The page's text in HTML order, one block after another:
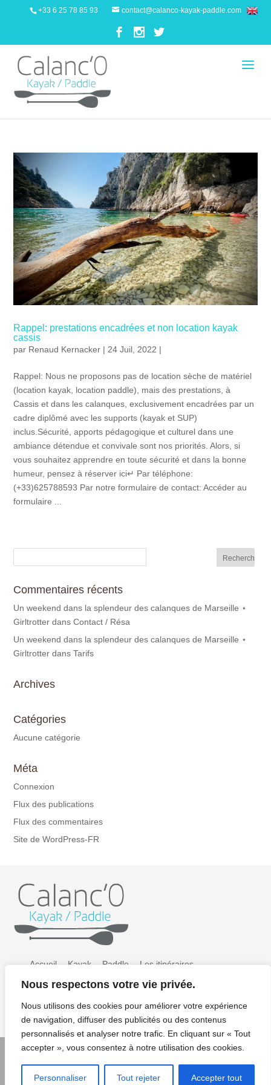
Nous respectons votre vie privée.
Nous utilisons des cookies pour améliorer votre expérience
de navigation, diffuser des publicités ou des contenus
personnalisés et analyser notre trafic. En cliquant sur « Tout
accepter », vous consentez à notre utilisation des cookies.
Personnaliser Tout rejeter Accepter tout
+33 6 25 78 85 93 contact@calanco-kayak-paddle.com
Rappel: prestations encadrées et non location kayak
cassis
par Renaud Kernacker | 24 Juil, 2022 |
Rappel: Nous ne proposons pas de location sèche de matériel
(location kayak, location paddle), mais des prestations, à
Cassis et dans les calanques, exclusivement encadrées par un
cadre diplômé avec les supports (kayak et SUP)
inclus.Sécurité, apports pédagogique et culturel dans une
ambiance détendue et convivale sont nos priorités. Alors, si
vous souhaitez apprendre en toute sécurité et dans la bonne
humeur, pensez à réserver ici↵ Par téléphone:
(+33)625788593 Par notre formulaire de contact: Accéder au
formulaire ...
Commentaires récents
Un weekend dans la splendeur des calanques de Marseille ⋆
Girltrotter dansContact / Résa
Un weekend dans la splendeur des calanques de Marseille ⋆
Girltrotter dansTarifs
Archives
Catégories
Aucune catégorie
Méta
Connexion
Flux des publications
Flux des commentaires
Site de WordPress-FR
Accueil Kayak Paddle Les itinéraires
Préparer sa sortie Tarifs Galerie photos
Contact / Résa Mentions légales/CGV/CGU
© Copyright 2022 Calanco kayak paddle - Crédits photos: